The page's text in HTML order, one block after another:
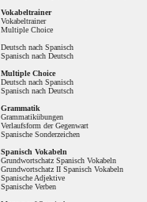
Vokabeltrainer
Vokabeltrainer
Multiple Choice
Deutsch nach Spanisch
Spanisch nach Deutsch
Multiple Choice
Deutsch nach Spanisch
Spanisch nach Deutsch
Grammatik
Grammatikübungen
Verlaufsform der Gegenwart
Spanische Sonderzeichen
Spanisch Vokabeln
Grundwortschatz Spanisch Vokabeln
Grundwortschatz II Spanisch Vokabeln
Spanische Adjektive
Spanische Verben